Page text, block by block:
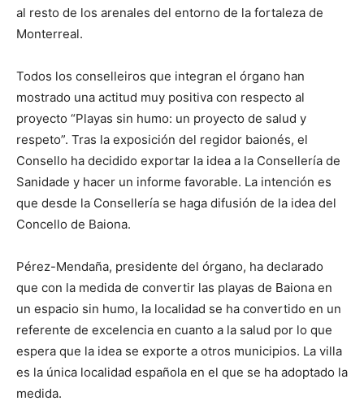
al resto de los arenales del entorno de la fortaleza de
Monterreal.
Todos los conselleiros que integran el órgano han
mostrado una actitud muy positiva con respecto al
proyecto “Playas sin humo: un proyecto de salud y
respeto”. Tras la exposición del regidor baionés, el
Consello ha decidido exportar la idea a la Consellería de
Sanidade y hacer un informe favorable. La intención es
que desde la Consellería se haga difusión de la idea del
Concello de Baiona.
Pérez-Mendaña, presidente del órgano, ha declarado
que con la medida de convertir las playas de Baiona en
un espacio sin humo, la localidad se ha convertido en un
referente de excelencia en cuanto a la salud por lo que
espera que la idea se exporte a otros municipios. La villa
es la única localidad española en el que se ha adoptado la
medida.